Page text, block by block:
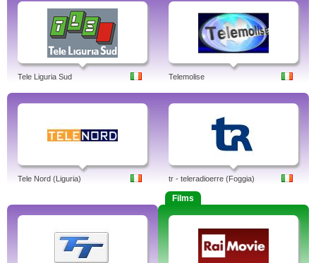
Tele Liguria Sud Telemolise
Tele Nord (Liguria) tr - teleradioerre (Foggia)
Films